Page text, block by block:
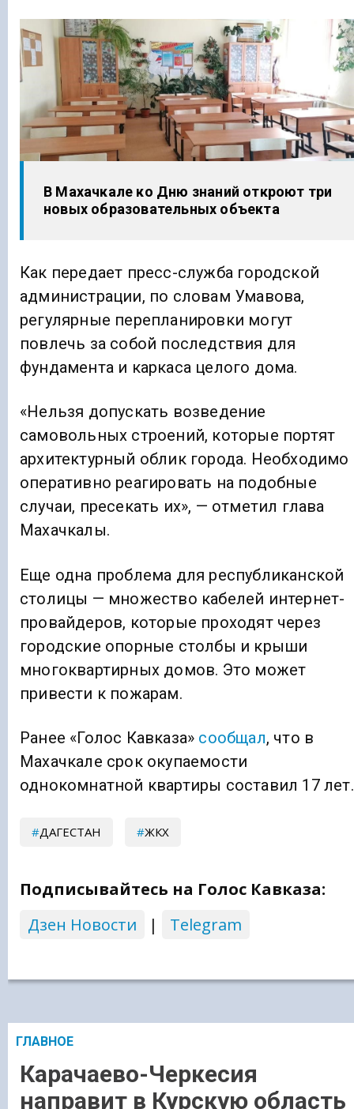
В Махачкале ко Дню знаний откроют три
новых образовательных объекта
Как передает пресс-служба городской
администрации, по словам Умавова,
регулярные перепланировки могут
повлечь за собой последствия для
фундамента и каркаса целого дома.
«Нельзя допускать возведение
самовольных строений, которые портят
архитектурный облик города. Необходимо
оперативно реагировать на подобные
случаи, пресекать их», — отметил глава
Махачкалы.
Еще одна проблема для республиканской
столицы — множество кабелей интернет-
провайдеров, которые проходят через
городские опорные столбы и крыши
многоквартирных домов. Это может
привести к пожарам.
Ранее «Голос Кавказа» сообщал, что в
Махачкале срок окупаемости
однокомнатной квартиры составил 17 лет.
ДАГЕСТАН ЖКХ
Подписывайтесь на Голос Кавказа:
Дзен Новости
| Telegram
ГЛАВНОЕ
Карачаево-Черкесия
направит в Курскую область